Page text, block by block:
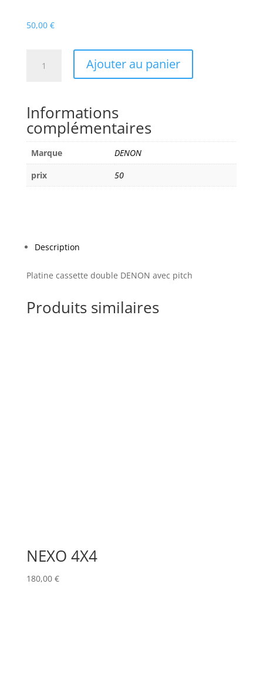
50,00 €
ENREGISTREUR
K7
Ajouter au panier
Informations
complémentaires
Marque
DENON
prix
50
Description
Platine cassette double DENON avec pitch
Produits similaires
NEXO 4X4
180,00 €